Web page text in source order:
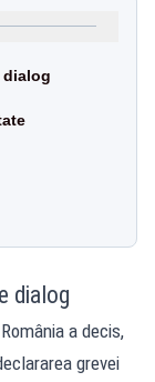
dialog
dialog
a decis,
grevei